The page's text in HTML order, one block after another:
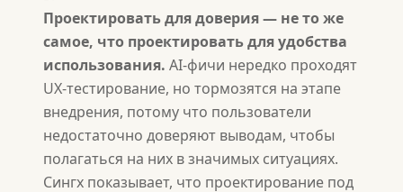
Проектировать для доверия — не то же
самое, что проектировать для удобства
использования. AI-фичи нередко проходят
UX-тестирование, но тормозятся на этапе
внедрения, потому что пользователи
недостаточно доверяют выводам, чтобы
полагаться на них в значимых ситуациях.
Сингх показывает, что проектирование под